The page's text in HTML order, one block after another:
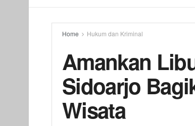
Home Hukum dan Kriminal
Amankan
Sidoarjo
Wisata